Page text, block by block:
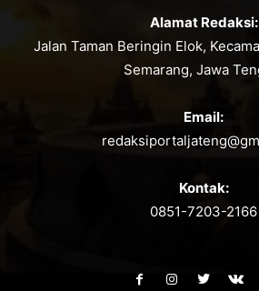
Alamat Redaksi:
Jalan Taman Beringin Elok,
Semarang, Jawa
Email:
Kontak:
0851-7203-2166